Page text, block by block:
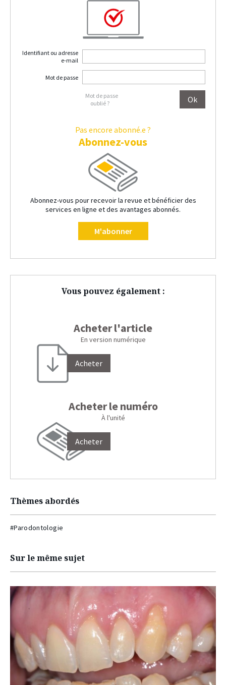
Identifiant ou adresse
e-mail
Mot de passe
Mot de passe
oublié ?
Pas encore abonné.e ?
Abonnez-vous
Abonnez-vous pour recevoir la revue et bénéficier des
services en ligne et des avantages abonnés.
M'abonner
Vous pouvez également :
Acheter l'article
En version numérique
Acheter
Acheter le numéro
À l'unité
Acheter
Thèmes abordés
#Parodontologie
Sur le même sujet